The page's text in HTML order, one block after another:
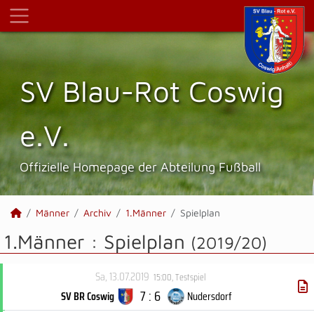
SV Blau-Rot Coswig
e.V.
Offizielle Homepage der Abteilung Fußball
Männer Archiv 1.Männer Spielplan
1.Männer : Spielplan (2019/20)
Sa, 13.07.2019 15:00,Testspiel
SV BR Coswig 7 : 6
Nudersdorf